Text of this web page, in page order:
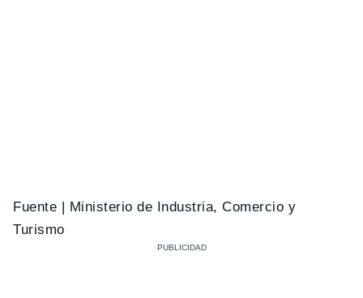
Fuente | Ministerio de Industria, Comercio y
Turismo